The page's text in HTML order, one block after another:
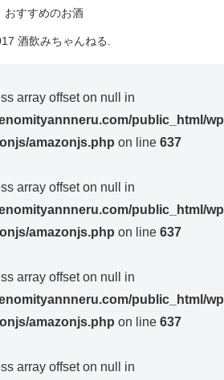
おすすめのお酒
酒飲みちゃんねる.
array offset on null in
public_html/wp
amazonjs.php on line 637
array offset on null in
public_html/wp
amazonjs.php on line 637
array offset on null in
public_html/wp
amazonjs.php on line 637
array offset on null in